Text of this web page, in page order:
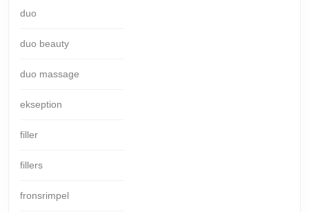
duo
duo beauty
duo massage
ekseption
filler
fillers
fronsrimpel